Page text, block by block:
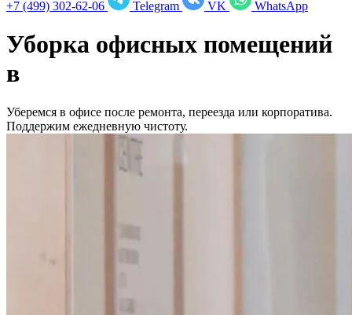
+7 (499) 302-62-06 Telegram VK WhatsApp
Уборка офисных помещений
в
Уберемся в офисе после ремонта, переезда или корпоратива.
Поддержим ежедневную чистоту.